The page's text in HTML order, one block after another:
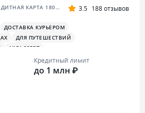
КРЕДИТНАЯ КАРТА 180 ДНЕЙ БЕЗ % 3.5 188 отзывов
ДОСТАВКА КУРЬЕРОМ
ДЛЯ ПУТЕШЕСТВИЙ
MIRACCEPT
УСЛУГИКредитный лимит
до 1 млн ₽